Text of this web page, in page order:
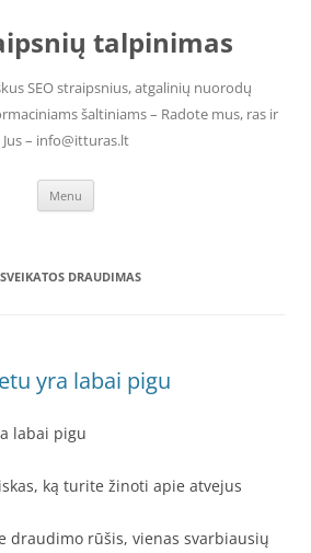
talpinimas
SEO straipsnius, atgalinių nuorodų
šaltiniams – Radote mus, ras ir
Jus – info@itturas.lt
Menu
DRAUDIMAS
yra labai pigu
labai pigu
ką turite žinoti apie atvejus
draudimo rūšis, vienas svarbiausių